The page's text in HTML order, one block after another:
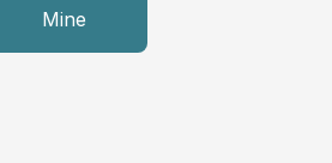
Mine